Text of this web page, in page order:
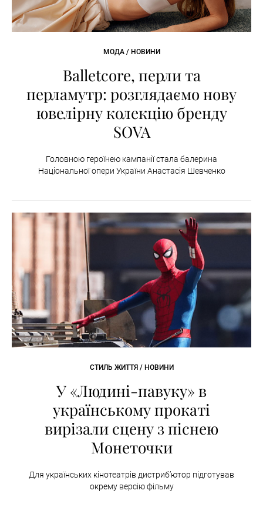
МОДА / НОВИНИ
Balletcore, перли та
перламутр: розглядаємо нову
ювелірну колекцію бренду
SOVA
Головною героїнею кампанії стала балерина
Національної опери України Анастасія Шевченко
СТИЛЬ ЖИТТЯ / НОВИНИ
У «Людині-павуку» в
українському прокаті
вирізали сцену з піснею
Монеточки
Для українських кінотеатрів дистриб’ютор підготував
окрему версію фільму